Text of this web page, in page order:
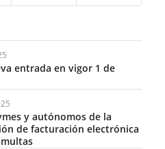
entrada en vigor 1 de
y autónomos de la
de facturación electrónica